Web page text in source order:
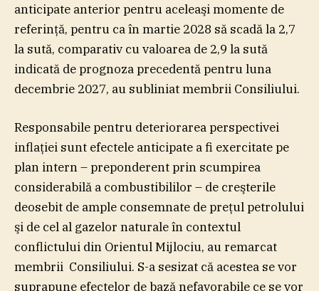
anticipate anterior pentru aceleaşi momente de
referinţă, pentru ca în martie 2028 să scadă la 2,7
la sută, comparativ cu valoarea de 2,9 la sută
indicată de prognoza precedentă pentru luna
decembrie 2027, au subliniat membrii Consiliului.
Responsabile pentru deteriorarea perspectivei
inflaţiei sunt efectele anticipate a fi exercitate pe
plan intern – preponderent prin scumpirea
considerabilă a combustibililor – de creşterile
deosebit de ample consemnate de preţul petrolului
şi de cel al gazelor naturale în contextul
conflictului din Orientul Mijlociu, au remarcat
membrii Consiliului. S-a sesizat că acestea se vor
suprapune efectelor de bază nefavorabile ce se vor